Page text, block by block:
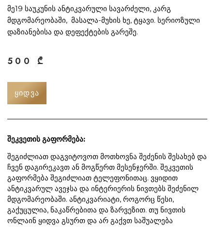
მე19 საუკუნის ანტიკვარული სავარძელი, კარგ
მდგომარეობაში, მასალა-მუხის ხე, ტყავი. სერიოზული
დაზიანებისა და დეფექტების გარეშე.
500 ₾
ᲧᲘᲓᲕᲐ
შეკვეთის გაფორმება:
შეგიძლიათ დაგვიტოვოთ მოთხოვნა შეძენის შესახებ და
ჩვენ დაგირეკავთ ან მოგწერთ მესენჯერში. შეკვეთის
გაფორმება შეგიძლიათ ტელეფონითაც. ვყიდით
ანტიკვარულ ავეჯსა და ინტერიერის ნივთებს შეძენილ
მდგომარეობაში. ანტიკვარიატი, როგორც წესი,
გაქუცულია, ნაკაწრებითა და ზარვეზით. თუ ნივთის
ონლაინ ყიდვა გსურთ და არ გაქვთ საშუალება